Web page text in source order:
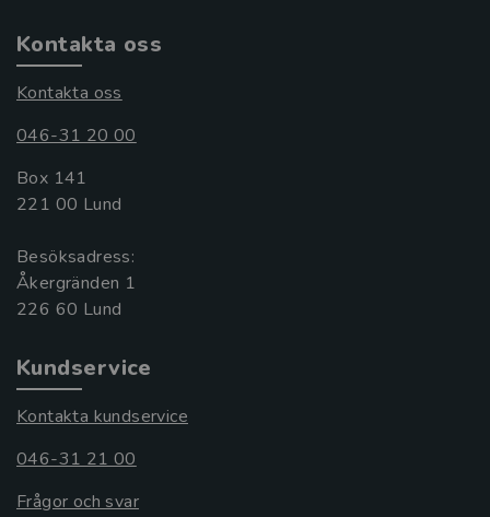
Kontakta oss
Kontakta oss
046-31 20 00
Box 141
221 00 Lund
Besöksadress:
Åkergränden 1
Kundservice
Kontakta kundservice
046-31 21 00
Frågor och svar